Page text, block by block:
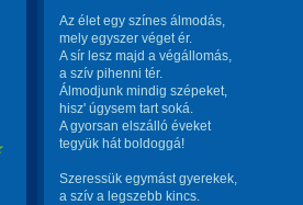
Az élet egy színes álmodás,
mely egyszer véget ér.
A sír lesz majd a végállomás,
a szív pihenni tér.
Álmodjunk mindig szépeket,
hisz' úgysem tart soká.
A gyorsan elszálló éveket
tegyük hát boldoggá!
Szeressük egymást gyerekek,
a szív a legszebb kincs.